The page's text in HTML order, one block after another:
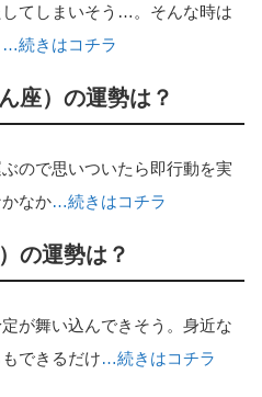
てしまいそう…。そんな時は
…続きはコチラ
座）の運勢は？
ので思いついたら即行動を実
なか…続きはコチラ
の運勢は？
が舞い込んできそう。身近な
できるだけ…続きはコチラ